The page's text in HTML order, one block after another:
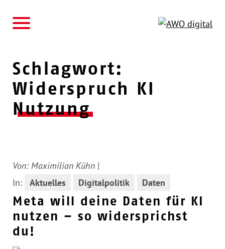
Schlagwort:
Widerspruch KI
Nutzung
Von: Maximilian Kühn |
In:
Aktuelles Digitalpolitik Daten
Meta will deine Daten für KI
nutzen – so widersprichst
du!